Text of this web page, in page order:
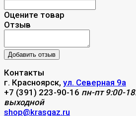
Оцените товар
Отзыв
Контакты
г. Красноярск, ул. Северная 9а
+7 (391) 223-90-16 пн-пт 9:00-
выходной
shop@krasgaz.ru